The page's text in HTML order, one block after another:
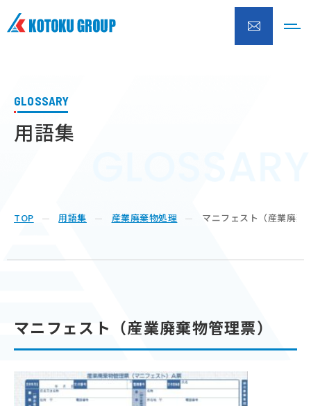
株式会社興徳クリーナー
GLOSSARY
用語集
TOP 用語集 産業廃棄物処理 マニフェスト（産業廃棄
マニフェスト（産業廃棄物管理票）